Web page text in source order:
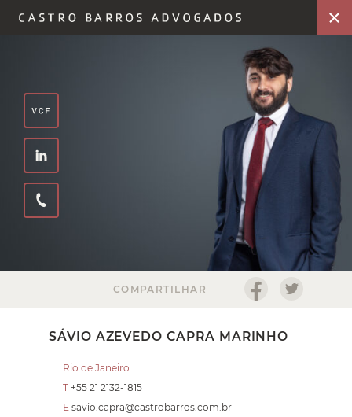
COMPARTILHAR
SÁVIO AZEVEDO CAPRA MARINHO
Rio de Janeiro
T +55 21 2132-1815
E savio.capra@castrobarros.com.br